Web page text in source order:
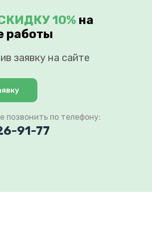
10% на
работы
заявку на сайте
позвонить по телефону:
91-77